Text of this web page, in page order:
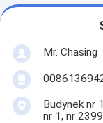
Mr. Chasing
Budynek nr
nr 1, nr